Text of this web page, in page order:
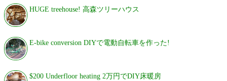
HUGE treehouse! 高森ツリーハウス
E-bike conversion DIYで電動自転車を作った!
$200 Underfloor heating 2万円でDIY床暖房